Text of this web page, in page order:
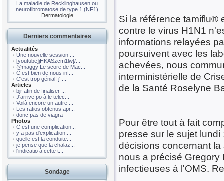
La maladie de Recklinghausen ou
neurofibromatose de type 1 (NF1)
Dermatologie
Derniers commentaires
Actualités
Une nouvelle session ...
[youtube]jHKASzcm1lw[/...
@maggy Le score de Mac...
C est bien de nous inf...
C'est trop génial! j' ...
Articles
bjr afin de finaliser ...
J'arrive po à le telec...
Voilà encore un autre ...
Les ratios obtenus apr...
donc pas de viagra
Photos
C est une complication...
y a pas d'explication....
quelle est la conduite...
je pense que la chalaz...
l'indicatio à cette t...
Sondage
Si la référence tamiflu®
contre le virus H1N1
informations relayées
poursuivent avec les
achevées, nous
interministérielle de
de la Santé Roselyne
Pour être tout à fait
presse sur le sujet
décisions concernant
nous a précisé
infectieuses à l'OMS.